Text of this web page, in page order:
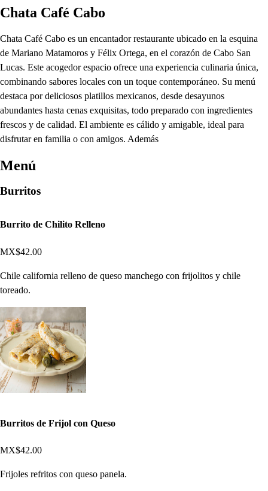
Chata Café Cabo
Chata Café Cabo es un encantador restaurante ubicado en la esquina
de Mariano Matamoros y Félix Ortega, en el corazón de Cabo San
Lucas. Este acogedor espacio ofrece una experiencia culinaria única,
combinando sabores locales con un toque contemporáneo. Su menú
destaca por deliciosos platillos mexicanos, desde desayunos
abundantes hasta cenas exquisitas, todo preparado con ingredientes
frescos y de calidad. El ambiente es cálido y amigable, ideal para
disfrutar en familia o con amigos. Además
Menú
Burritos
Burrito de Chilito Relleno
MX$42.00
Chile california relleno de queso manchego con frijolitos y chile
toreado.
Burritos de Frijol con Queso
MX$42.00
Frijoles refritos con queso panela.